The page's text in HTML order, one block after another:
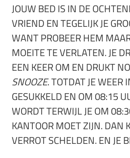
JOUW BED IS IN DE
VRIEND EN TEGELIJK JE
WANT PROBEER HEM
MOEITE TE VERLATEN. JE
EEN KEER OM EN DRUKT
SNOOZE. TOTDAT JE WEER
GESUKKELD EN OM 08:15
WORDT TERWIJL JE OM
KANTOOR MOET ZIJN. DAN
VERROT SCHELDEN. EN JE